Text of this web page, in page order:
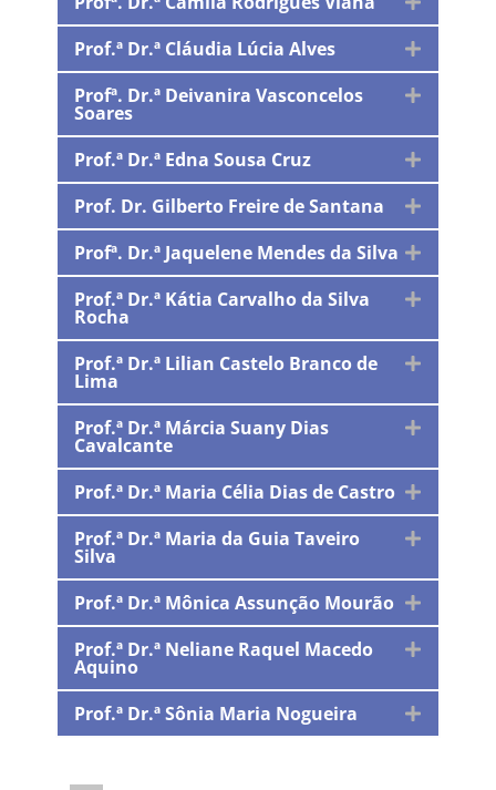
Prof.ª Dr.ª Cláudia Lúcia Alves
Profª. Dr.ª Deivanira Vasconcelos
Soares
Prof.ª Dr.ª Edna Sousa Cruz
Prof. Dr. Gilberto Freire de Santana
Profª. Dr.ª Jaquelene Mendes da Silva
Prof.ª Dr.ª Kátia Carvalho da Silva
Rocha
Prof.ª Dr.ª Lilian Castelo Branco de
Lima
Prof.ª Dr.ª Márcia Suany Dias
Cavalcante
Prof.ª Dr.ª Maria Célia Dias de Castro
Prof.ª Dr.ª Maria da Guia Taveiro
Silva
Prof.ª Dr.ª Mônica Assunção Mourão
Prof.ª Dr.ª Neliane Raquel Macedo
Aquino
Prof.ª Dr.ª Sônia Maria Nogueira